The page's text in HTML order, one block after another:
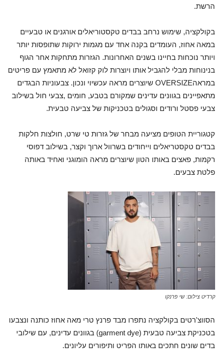
הרשת.
בקולקציה, שימוש נרחב בבדים טקסטוריאלים אורגנים או טבעיים
במאה אחוז, העומדים בקנה אחד עם מגמות ירוקות שתופסות יותר
ויותר נוכחות בחיינו בשנים האחרונות. הגזרות מתחקות אחר הגוף
בנינוחות מבלי להגביל אותו ויוצרות לוק קזואל לא מתאמץ עם פריטים
במראהOVERSIZE שיוצרים מראה עכשיוי ונכון. צבעוניות הבגדים
מתאפיינים בגוונים עדינים שמקורם בטבע, חומים ,צבעי חול בשילוב
צבעי פסטל ורודים וסגולים בטכניקות של צביעה טבעית.
קטגוריית הטופים מציעה מבחר של גזרות טי שרט, חולצות חלקות
בבדים טקסטריאלים וייחודים בשרוול ארוך וקצר, בשילוב דפוסי
רקמות, פאצים באותו הטון שיוצרים מראה הומוגני ואחיד באותה
פלטת צבעים.
קרדיט צילום: שי פרנקו
הסווצ'רטים בקולקציה נתפרו מבד פרנץ טרי מאה אחוז כותנה ונצבעו
בטכניקת צביעה טבעית (garment dye) בגוונים עדינים, עם שילובי
בדים שונים חתכים באותו הפריט ותיפורים עליונים.